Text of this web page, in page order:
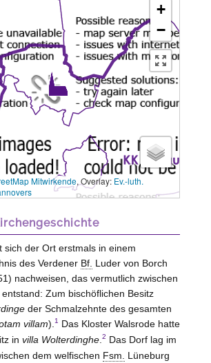
+
−
Mitwirkende, Overlay: Ev.-luth.
sich der Ort erstmals in einem
des Verdener Bf. Luder von Borch
nachweisen, das vermutlich zwischen
Zum bischöflichen Besitz
der Schmalzehnte des gesamten
villam). 1 Das Kloster Walsrodehatte
in villa Wolterdinghe. 2 Das Dorf lag im
dem welfischen Fsm.
Lüneburg